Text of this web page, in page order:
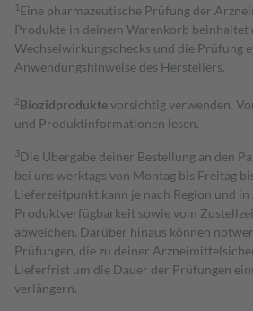
1 Eine pharmazeutische Prüfung der
Produkte in deinem Warenkorb
Wechselwirkungschecks und die Prüfung
Anwendungshinweise des Herstellers.
2Biozidproduktevorsichtig verwenden.
und Produktinformationen lesen.
3Die Übergabe deiner Bestellung an den
bei uns werktags von Montag bis Freitag
Lieferzeitpunkt kann je nach Region und
Produktverfügbarkeit sowie vom
abweichen. Darüber hinaus können
Prüfungen, die zu deiner
Lieferfrist um die Dauer der Prüfungen
verlängern.